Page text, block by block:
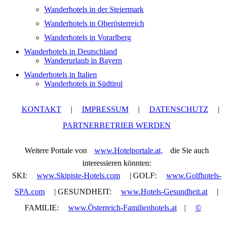
Wanderhotels in der Steiermark
Wanderhotels in Oberösterreich
Wanderhotels in Vorarlberg
Wanderhotels in Deutschland
Wanderurlaub in Bayern
Wanderhotels in Italien
Wanderhotels in Südtirol
KONTAKT | IMPRESSUM | DATENSCHUTZ
|
PARTNERBETRIEB WERDEN
Weitere Portale von www.Hotelportale.at,
die Sie auch
interessieren könnten:
SKI:
www.Skipiste-Hotels.com | GOLF:
www.Golfhotels-
SPA.com
| GESUNDHEIT: www.Hotels-Gesundheit.at
|
FAMILIE:
www.Österreich-Familienhotels.at | ©